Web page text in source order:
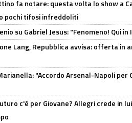
fa notare: questa volta lo show a
pochi tifosi infreddoliti
su Gabriel Jesus: "Fenomeno! Qui
Lang, Repubblica avvisa: offerta in
"Accordo Arsenal-Napoli
c'è per Giovane? Allegri crede in